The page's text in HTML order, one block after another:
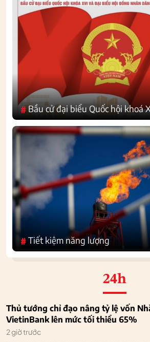
#Bầu cử đại biểu Quốc hội khoá
#Tiết kiệm năng lượng
24h
Thủ tướng chỉ đạo nâng tỷ lệ vốn
VietinBank lên mức tối thiểu 65%
2 giờ trước